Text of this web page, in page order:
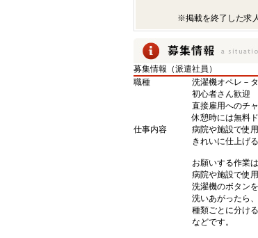
※掲載を終了した求
募集情報（派遣社員）
職種
洗濯機オペレ
初心者さん
直接雇用へのチ
休憩時には無料
仕事内容
病院や施設で使
きれいに仕上げ
お願いする作業は
病院や施設で使
洗濯機のボタン
洗いあがったら
種類ごとに分ける
などです。